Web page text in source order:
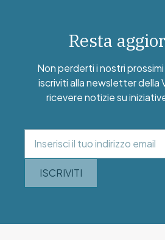
Resta
Non perderti i nostri
iscriviti alla newsletter della
ricevere notizie su
ISCRIVITI